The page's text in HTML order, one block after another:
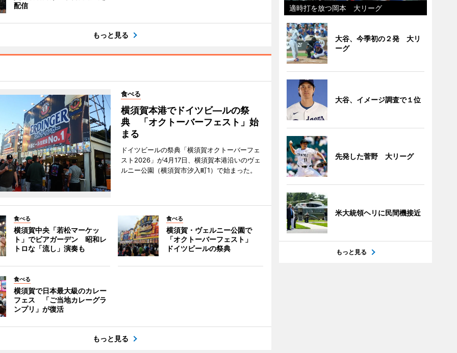
配信
もっと見る
食べる
横須賀本港でドイツビ―ルの祭
典 「オクトーバーフェスト」始
まる
ドイツビールの祭典「横須賀オクトーバーフェ
スト2026」が4月17日、横須賀本港沿いのヴェ
ルニー公園（横須賀市汐入町1）で始まった。
食べる
横須賀中央「若松マーケッ
ト」でビアガーデン 昭和レ
トロな「流し」演奏も
食べる
横須賀・ヴェルニー公園で
「オクトーバーフェスト」
ドイツビールの祭典
食べる
横須賀で日本最大級のカレー
フェス 「ご当地カレーグラ
ンプリ」が復活
もっと見る
適時打を放つ岡本 大リーグ
大谷、今季初の２発 大リ
ーグ
大谷、イメージ調査で１位
先発した菅野 大リーグ
米大統領ヘリに民間機接近
もっと見る